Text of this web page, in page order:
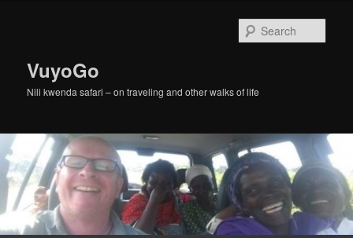
VuyoGo
Nili kwenda safari – on traveling and other walks of life